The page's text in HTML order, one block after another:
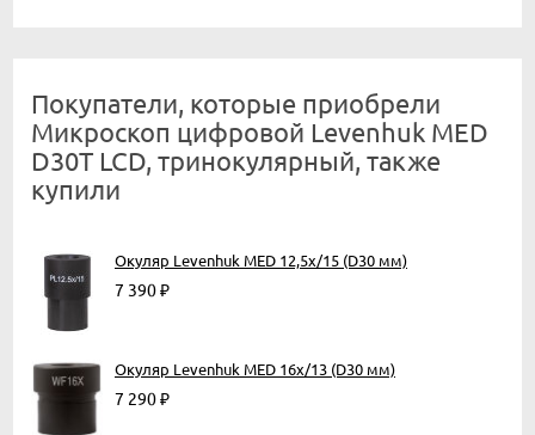
Покупатели, которые приобрели
Микроскоп цифровой Levenhuk MED
D30T LCD, тринокулярный, также
купили
Окуляр Levenhuk MED 12,5x/15 (D30 мм)
7 390₽
Окуляр Levenhuk MED 16x/13 (D30 мм)
7 290₽